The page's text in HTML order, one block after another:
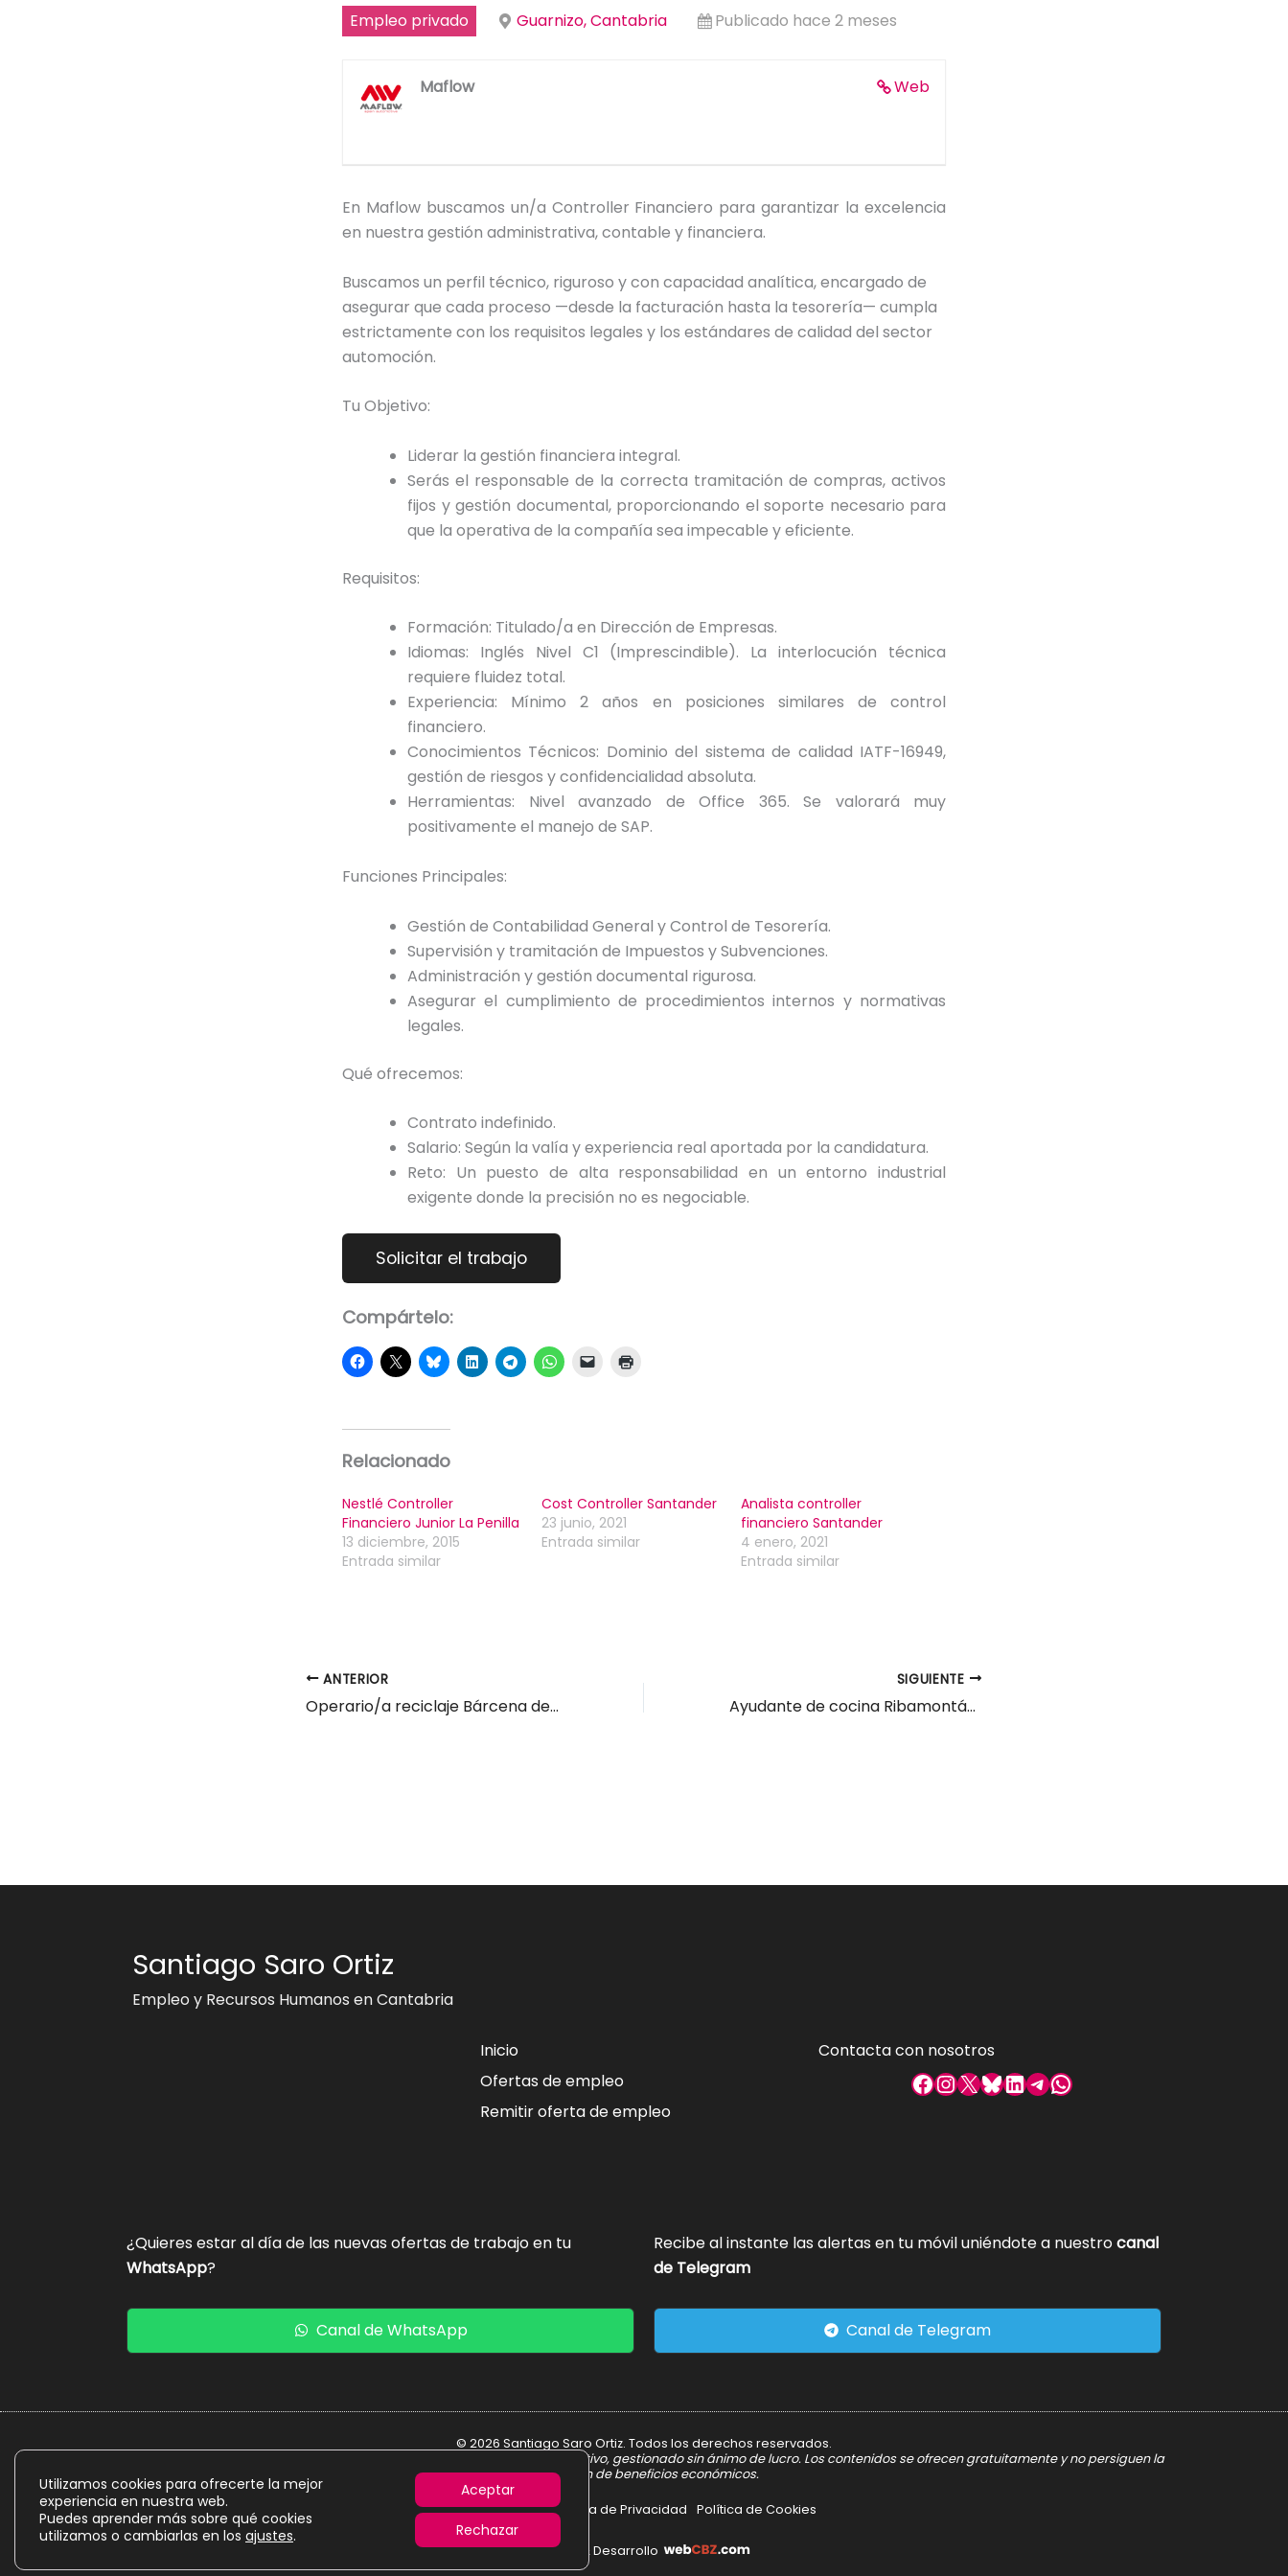
Empleo privado Guarnizo, Cantabria Publicado hace 2 meses
Web
Maflow
En Maflow buscamos un/a Controller Financiero para garantizar la excelencia
en nuestra gestión administrativa, contable y financiera.
Buscamos un perfil técnico, riguroso y con capacidad analítica, encargado de
asegurar que cada proceso —desde la facturación hasta la tesorería— cumpla
estrictamente con los requisitos legales y los estándares de calidad del sector
automoción.
Tu Objetivo:
Liderar la gestión financiera integral.
Serás el responsable de la correcta tramitación de compras, activos
fijos y gestión documental, proporcionando el soporte necesario para
que la operativa de la compañía sea impecable y eficiente.
Requisitos:
Formación: Titulado/a en Dirección de Empresas.
Idiomas: Inglés Nivel C1 (Imprescindible). La interlocución técnica
requiere fluidez total.
Experiencia: Mínimo 2 años en posiciones similares de control
financiero.
Conocimientos Técnicos: Dominio del sistema de calidad IATF-16949,
gestión de riesgos y confidencialidad absoluta.
Herramientas: Nivel avanzado de Office 365. Se valorará muy
positivamente el manejo de SAP.
Funciones Principales:
Gestión de Contabilidad General y Control de Tesorería.
Supervisión y tramitación de Impuestos y Subvenciones.
Administración y gestión documental rigurosa.
Asegurar el cumplimiento de procedimientos internos y normativas
legales.
Qué ofrecemos:
Contrato indefinido.
Salario: Según la valía y experiencia real aportada por la candidatura.
Reto: Un puesto de alta responsabilidad en un entorno industrial
exigente donde la precisión no es negociable.
Compártelo:
Relacionado
Nestlé Controller
Financiero Junior La Penilla
13 diciembre, 2015
Entrada similar
Cost Controller Santander
23 junio, 2021
Entrada similar
Analista controller
financiero Santander
4 enero, 2021
Entrada similar
ANTERIOR
Operario/a reciclaje Bárcena de Cicero
SIGUIENTE
Ayudante de cocina Ribamontán al Mar
Santiago Saro Ortiz
Empleo y Recursos Humanos en Cantabria
Inicio
Ofertas de empleo
Remitir oferta de empleo
Contacta con nosotros
Facebook
Instagram
X Bluesky
LinkedIn
Telegram
WhatsApp
¿Quieres estar al día de las nuevas ofertas de trabajo en tu
WhatsApp?
Canal de WhatsApp
Recibe al instante las alertas en tu móvil uniéndote a nuestrocanal
de Telegram
Canal de Telegram
© 2026 Santiago Saro Ortiz. Todos los derechos reservados.
La presente web es un proyecto personal de carácter informativo y divulgativo, gestionado sin ánimo de lucro. Los contenidos se ofrecen gratuitamente y no persiguen la
obtención de beneficios económicos.
Aviso Legal Política de Privacidad Política de Cookies
Diseño & Desarrollo
Utilizamos cookies para ofrecerte la mejor
experiencia en nuestra web.
Puedes aprender más sobre qué cookies
utilizamos o cambiarlas en los ajustes.
Aceptar
Rechazar